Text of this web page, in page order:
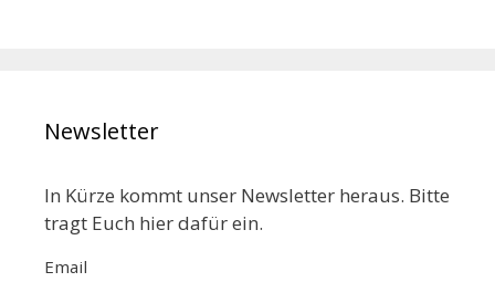
Newsletter
In Kürze kommt unser Newsletter heraus. Bitte
tragt Euch hier dafür ein.
Email